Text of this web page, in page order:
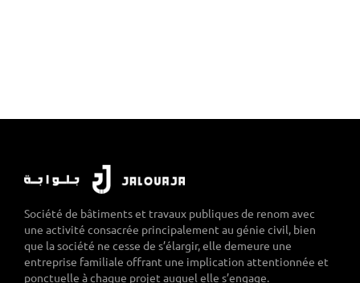
Société de bâtiments et travaux publiques de renom avec
une activité consacrée principalement au génie civil, bien
que la société ne cesse de s’élargir, elle demeure une
entreprise familiale offrant une implication attentionnée et
ponctuelle à chaque projet auquel elle s’engage.